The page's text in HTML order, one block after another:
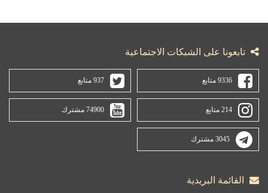
تابعونا على الشبكات الاجتماعية
9336 متابع 937 متابع
214 متابع 74900 مشترك
3045 مشترك
القائمة البريدية